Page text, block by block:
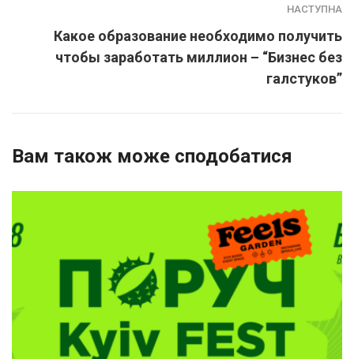
НАСТУПНА
Какое образование необходимо получить
чтобы заработать миллион – “Бизнес без
галстуков”
Вам також може сподобатися